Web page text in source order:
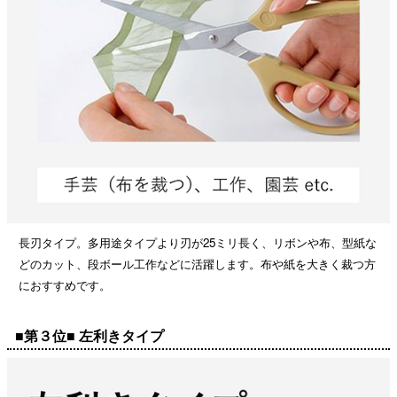
長刃タイプ。多用途タイプより刃が25ミリ長く、リボンや布、型紙な
どのカット、段ボール工作などに活躍します。布や紙を大きく裁つ方
におすすめです。
■第３位■ 左利きタイプ